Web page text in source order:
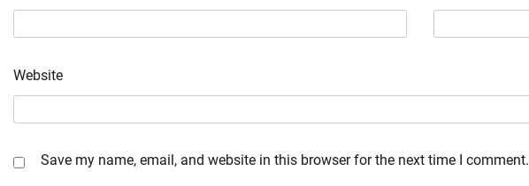
Website
Save my name, email, and website in this browser for the next time I comment.